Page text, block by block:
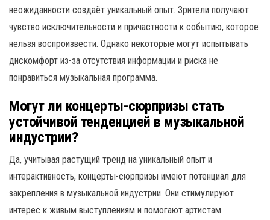
неожиданности создаёт уникальный опыт. Зрители получают
чувство исключительности и причастности к событию, которое
нельзя воспроизвести. Однако некоторые могут испытывать
дискомфорт из-за отсутствия информации и риска не
понравиться музыкальная программа.
Могут ли концерты-сюрпризы стать
устойчивой тенденцией в музыкальной
индустрии?
Да, учитывая растущий тренд на уникальный опыт и
интерактивность, концерты-сюрпризы имеют потенциал для
закрепления в музыкальной индустрии. Они стимулируют
интерес к живым выступлениям и помогают артистам